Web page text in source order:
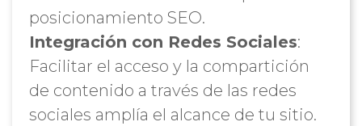
posicionamiento SEO.
Integración con Redes Sociales:
Facilitar el acceso y la compartición
de contenido a través de las redes
sociales amplía el alcance de tu sitio.